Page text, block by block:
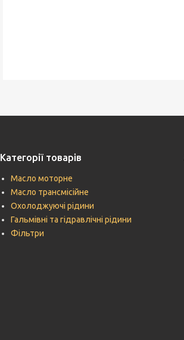
Категорії товарів
Масло моторне
Масло трансмісійне
Охолоджуючі рідини
Гальмівні та гідравлічні рідини
Фільтри